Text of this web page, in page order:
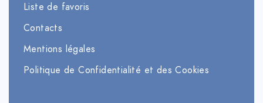
Liste de favoris
Contacts
Mentions légales
Politique de Confidentialité et des Cookies